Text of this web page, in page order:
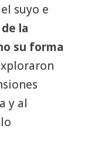
suyo e
la
su forma
y al